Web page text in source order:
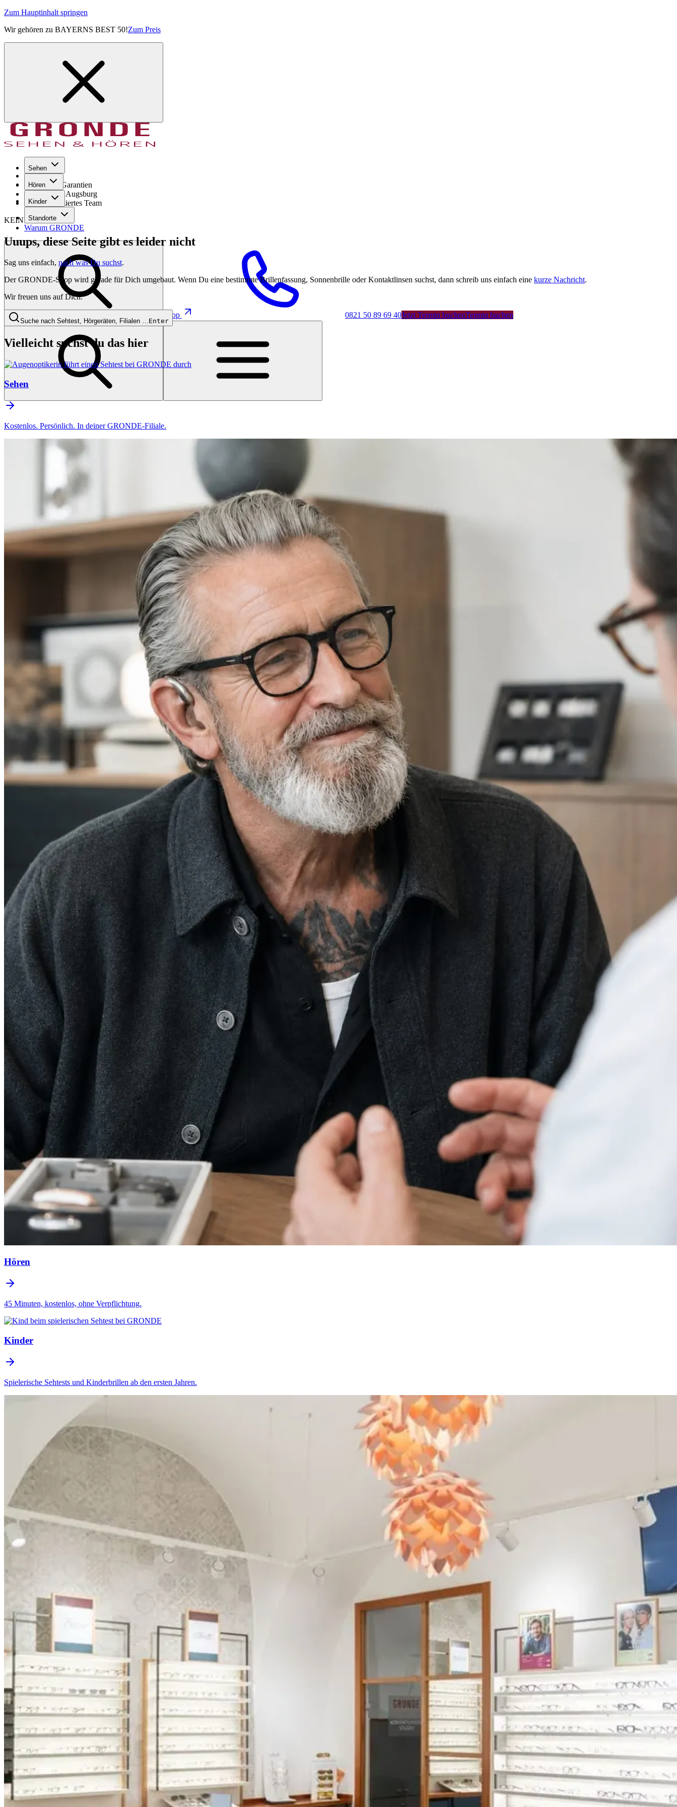
Zum Hauptinhalt springen
Wir gehören zu BAYERNS BEST 50!Zum Preis
Sehen
Hören
Kinder
Standorte
Warum GRONDE
Shop 0821 50 89 69 40Jetzt Termin buchenTermin buchen
Seit 1971
GRONDE Garantien
8× im Raum Augsburg
Hochqualifiziertes Team
KEINE SORGE!
Uuups, diese Seite gibt es leider nicht
Sag uns einfach, nach was Du suchst.
Der GRONDE-Shop wird gerade für Dich umgebaut. Wenn Du eine bestimmte Brillenfassung, Sonnenbrille oder Kontaktlinsen suchst, dann schreib uns einfach eine kurze Nachricht.
Wir freuen uns auf Dich.
Suche nach Sehtest, Hörgeräten, Filialen …Enter
Vielleicht suchst du das hier
Sehen
Kostenlos. Persönlich. In deiner GRONDE-Filiale.
Hören
45 Minuten, kostenlos, ohne Verpflichtung.
Kinder
Spielerische Sehtests und Kinderbrillen ab den ersten Jahren.